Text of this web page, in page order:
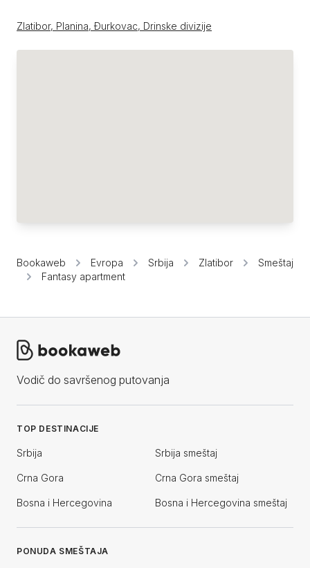
Zlatibor, Planina, Đurkovac, Drinske divizije
Bookaweb Evropa Srbija Zlatibor
Smeštaj
Fantasy apartment
Vodič do savršenog putovanja
TOP DESTINACIJE
Srbija Srbija smeštaj
Crna Gora Crna Gora smeštaj
Bosna i Hercegovina Bosna i Hercegovina smeštaj
PONUDA SMEŠTAJA